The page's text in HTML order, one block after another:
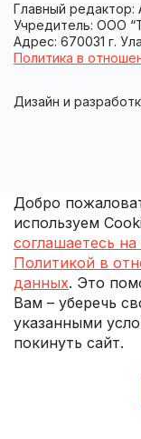
Главный редактор:
Учредитель: ООО
Адрес: 670031 г.
Политика в
Дизайн и
Добро
используем
соглашаетесь
Политикой в
данных. Это
Вам – уберечь
указанными
покинуть сайт.